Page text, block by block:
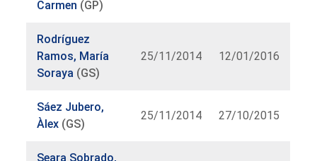
Carmen (GP)
Rodríguez
Ramos, María
Soraya (GS)
25/11/2014 12/01/2016
Sáez Jubero,
Àlex (GS)
25/11/2014 27/10/2015
Seara Sobrado,